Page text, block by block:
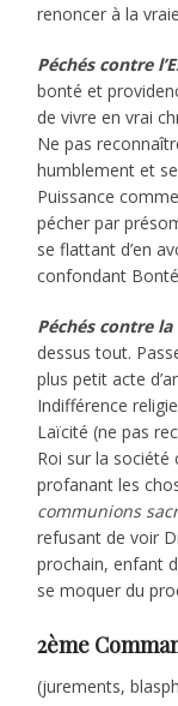
renoncer à la
Péchés contre
bonté et
de vivre en vrai
Ne pas
humblement et
Puissance
pécher par
se flattant d’en
confondant
Péchés contre
dessus tout.
plus petit acte
Indifférence
Laïcité (ne pas
Roi sur la société
profanant les
communions
refusant de voir
prochain, enfant
se moquer du
2ème
(jurements,